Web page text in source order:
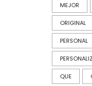
MEJOR
ORIGINAL
PERSONAL
QUE